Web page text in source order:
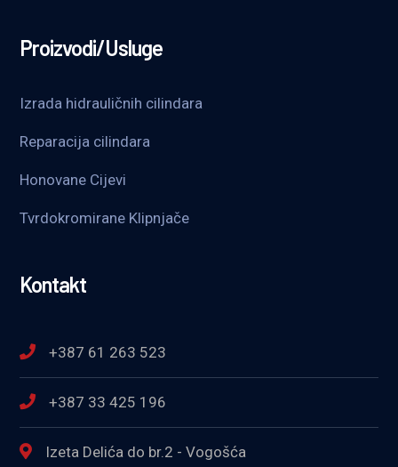
Proizvodi/Usluge
Izrada hidrauličnih cilindara
Reparacija cilindara
Honovane Cijevi
Tvrdokromirane Klipnjače
Kontakt
+387 61 263 523
+387 33 425 196
Izeta Delića do br.2 - Vogošća